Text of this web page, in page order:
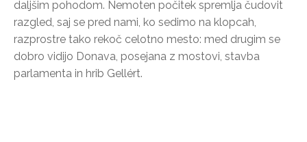
daljšim pohodom. Nemoten počitek spremlja čudovit
razgled, saj se pred nami, ko sedimo na klopcah,
razprostre tako rekoč celotno mesto: med drugim se
dobro vidijo Donava, posejana z mostovi, stavba
parlamenta in hrib Gellért.